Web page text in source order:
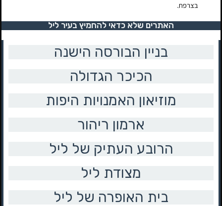
בצרפת.
האתרים שלא כדאי להחמיץ בעיר ליל
בניין הבורסה הישנה
הכיכר הגדולה
מוזיאון האמנויות היפות
ארמון ריהור
הרובע העתיק של ליל
מצודת ליל
בית האופרה של ליל